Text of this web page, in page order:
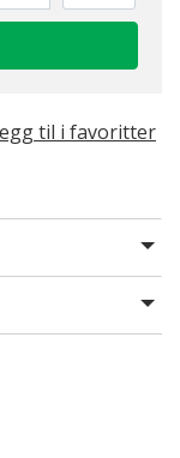
til i favoritter